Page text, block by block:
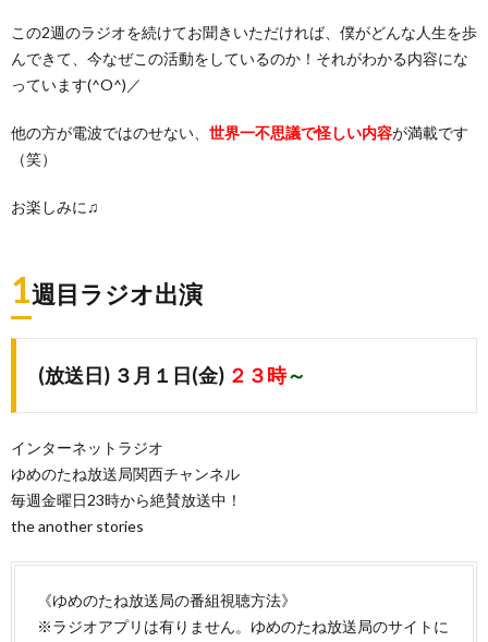
この2週のラジオを続けてお聞きいただければ、僕がどんな人生を歩
んできて、今なぜこの活動をしているのか！それがわかる内容にな
っています(^O^)／
他の方が電波ではのせない、 世界一不思議で怪しい内容が満載です
（笑）
お楽しみに♫
1週目ラジオ出演
(放送日) ３月１日(金) ２３時～
インターネットラジオ
ゆめのたね放送局関西チャンネル
毎週金曜日23時から絶賛放送中！
the another stories
《ゆめのたね放送局の番組視聴方法》
※ラジオアプリは有りません。ゆめのたね放送局のサイトに